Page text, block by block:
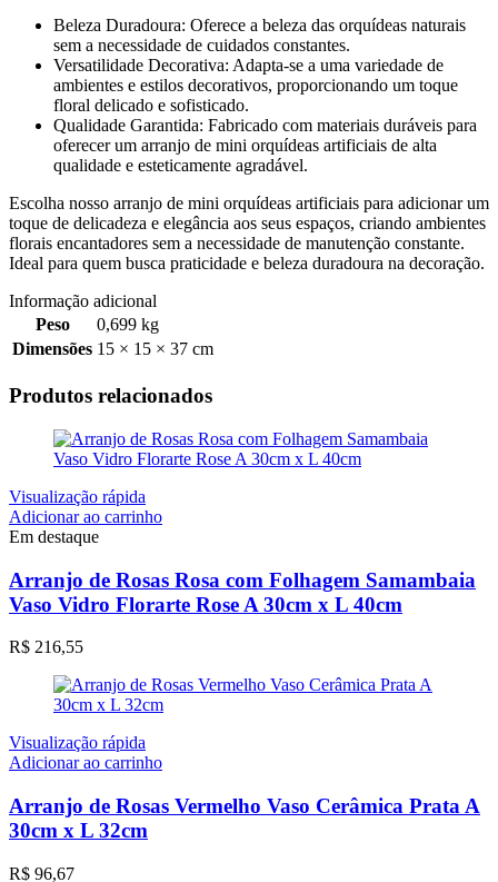
Beleza Duradoura: Oferece a beleza das orquídeas naturais
sem a necessidade de cuidados constantes.
Versatilidade Decorativa: Adapta-se a uma variedade de
ambientes e estilos decorativos, proporcionando um toque
floral delicado e sofisticado.
Qualidade Garantida: Fabricado com materiais duráveis para
oferecer um arranjo de mini orquídeas artificiais de alta
qualidade e esteticamente agradável.
Escolha nosso arranjo de mini orquídeas artificiais para adicionar um
toque de delicadeza e elegância aos seus espaços, criando ambientes
florais encantadores sem a necessidade de manutenção constante.
Ideal para quem busca praticidade e beleza duradoura na decoração.
Informação adicional
Peso
0,699 kg
Dimensões 15 × 15 × 37 cm
Produtos relacionados
Visualização rápida
Adicionar ao carrinho
Em destaque
Arranjo de Rosas Rosa com Folhagem Samambaia
Vaso Vidro Florarte Rose A 30cm x L 40cm
R$ 216,55
Visualização rápida
Adicionar ao carrinho
Arranjo de Rosas Vermelho Vaso Cerâmica Prata A
30cm x L 32cm
R$ 96,67